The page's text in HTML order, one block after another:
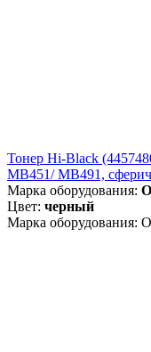
Тонер Hi-Black
MB451/ MB491,
Марка оборудования:
Цвет: черный
Марка оборудования: